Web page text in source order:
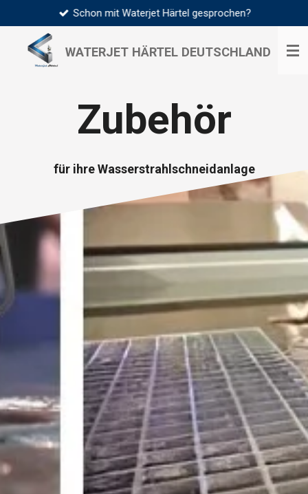
Hauptinhalt
springen
WATERJET HÄRTEL DEUTSCHLAND
Schon mit Waterjet Härtel gesprochen?
Zubehör
für ihre Wasserstrahlschneidanlage